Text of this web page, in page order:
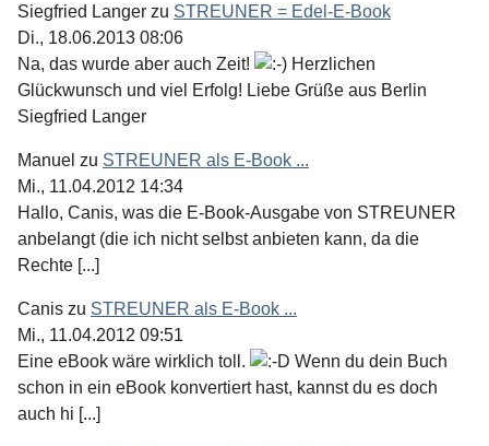
Siegfried Langer zu STREUNER = Edel-E-Book
Di., 18.06.2013 08:06
Na, das wurde aber auch Zeit!
Herzlichen
Glückwunsch und viel Erfolg! Liebe Grüße aus Berlin
Siegfried Langer
Manuel zu STREUNER als E-Book ...
Mi., 11.04.2012 14:34
Hallo, Canis, was die E-Book-Ausgabe von STREUNER
anbelangt (die ich nicht selbst anbieten kann, da die
Rechte [...]
Canis zu STREUNER als E-Book ...
Mi., 11.04.2012 09:51
Eine eBook wäre wirklich toll.
Wenn du dein Buch
schon in ein eBook konvertiert hast, kannst du es doch
auch hi [...]